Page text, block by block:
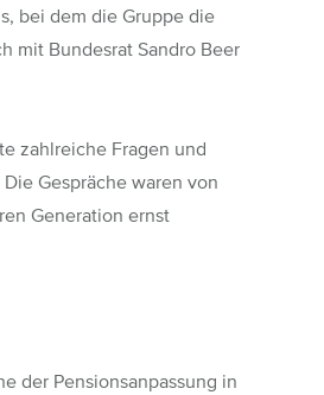
bei dem die Gruppe die
mit Bundesrat Sandro Beer
zahlreiche Fragen und
Gespräche waren von
Generation ernst
der Pensionsanpassung in